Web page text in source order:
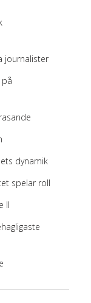
journalister
på
dynamik
spelar roll
II